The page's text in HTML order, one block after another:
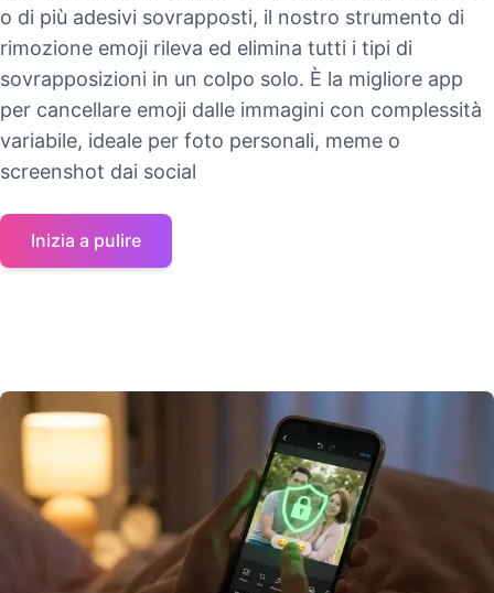
o di più adesivi sovrapposti, il nostro strumento di
rimozione emoji rileva ed elimina tutti i tipi di
sovrapposizioni in un colpo solo. È la migliore app
per cancellare emoji dalle immagini con complessità
variabile, ideale per foto personali, meme o
screenshot dai social
Inizia a pulire